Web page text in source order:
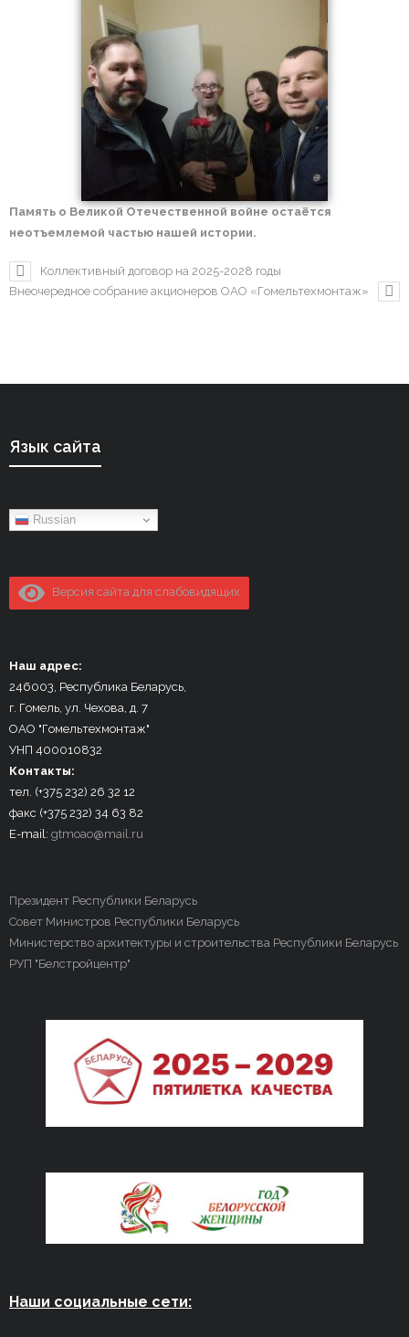
Память о Великой Отечественной войне остаётся
неотъемлемой частью нашей истории.
Коллективный договор на 2025-2028 годы
Внеочередное собрание акционеров ОАО «Гомельтехмонтаж»
Язык сайта
Russian
Версия сайта для слабовидящих
Наш адрес:
246003, Республика Беларусь,
г. Гомель, ул. Чехова, д. 7
ОАО "Гомельтехмонтаж"
УНП 400010832
Контакты:
тел. (+375 232) 26 32 12
факс (+375 232) 34 63 82
E-mail: gtmoao@mail.ru
Президент Республики Беларусь
Совет Министров Республики Беларусь
Министерство архитектуры и строительства Республики Беларусь
РУП "Белстройцентр"
Наши социальные сети: